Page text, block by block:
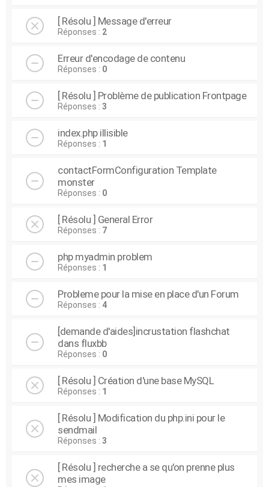
[ Résolu ] Message d'erreur
Réponses : 2
Erreur d'encodage de contenu
Réponses : 0
[ Résolu ] Problème de publication Frontpage
Réponses : 3
index.php illisible
Réponses : 1
contactFormConfiguration Template
monster
Réponses : 0
[ Résolu ] General Error
Réponses : 7
php myadmin problem
Réponses : 1
Probleme pour la mise en place d'un Forum
Réponses : 4
[demande d'aides]incrustation flashchat
dans fluxbb
Réponses : 0
[ Résolu ] Création d'une base MySQL
Réponses : 1
[ Résolu ] Modification du php.ini pour le
sendmail
Réponses : 3
[ Résolu ] recherche a se qu'on prenne plus
mes image